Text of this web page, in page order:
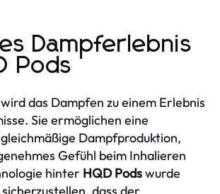
Dampferlebnis
Pods
wird das Dampfen zu einem Erlebnis
Sie ermöglichen eine
Dampfproduktion,
Gefühl beim Inhalieren
hinter HQD Podswurde